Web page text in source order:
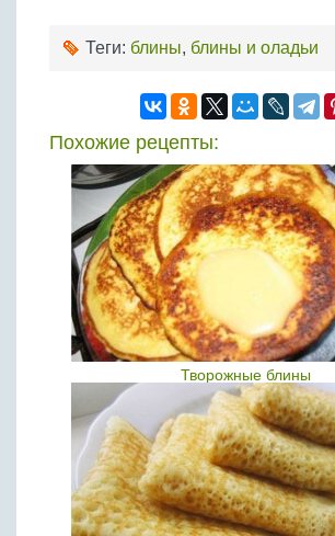
Теги: блины, блины и оладьи
Похожие рецепты:
Творожные блины